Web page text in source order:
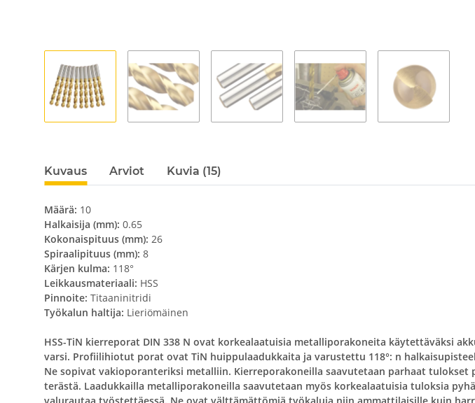
Kuvaus Arviot Kuvia (15)
Määrä: 10
Halkaisija (mm): 0.65
Kokonaispituus (mm): 26
Spiraalipituus (mm): 8
Kärjen kulma: 118°
Leikkausmateriaali: HSS
Pinnoite: Titaaninitridi
Työkalun haltija: Lieriömäinen
HSS-TiN kierreporat DIN 338 N ovat korkealaatuisia metalliporakoneita käytettäväksi
varsi. Profiilihiotut porat ovat TiN huippulaadukkaita ja varustettu 118°: n
Ne sopivat vakioporanteriksi metalliin. Kierreporakoneilla saavutetaan parhaat
terästä. Laadukkailla metalliporakoneilla saavutetaan myös korkealaatuisia tuloksia